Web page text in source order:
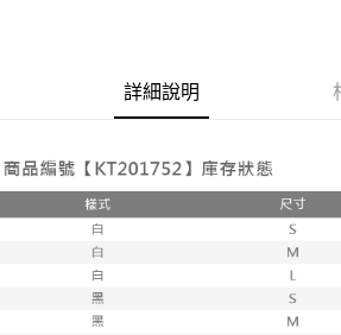
【注意事項】
1.本服務係由「台灣大哥大股份有限公司」（以
用戶於交易時，得透過本服務購買商品或服務，
買賣價金債權讓與本公司後，依約使用本公司帳單
2.基於同意付款使用「大哥付你分期」之契約關
資料（包含姓名、電話或地址）提供予台灣大哥
由本公司與您本人進行分期帳單所需資料之確認
3.完整用戶服務條款，請詳閱以下連結：
https://
１．於結帳方式選擇「AFTEE先享後付」後，將
結帳頁面，進行簡訊認證並確認金額後，即可完成
３．收到繳費通知簡訊後14天內，點擊此簡訊中
※ 請注意：結帳手續完成當下不需立刻繳費，但
購買商品的店家。未經商家同意取消之訂單仍視
後付繳納相關費用。
※ 交易是否成功請以「AFTEE先享後付 」之結帳
是否繳費成功／繳費後需取消欲退款等相關疑問
客戶支援中心」
https://
付款後全家取貨
已關閉，請勿下單
每筆NT$10,000
已關閉，請勿下單(付取)
每筆NT$10,000
詳細說明